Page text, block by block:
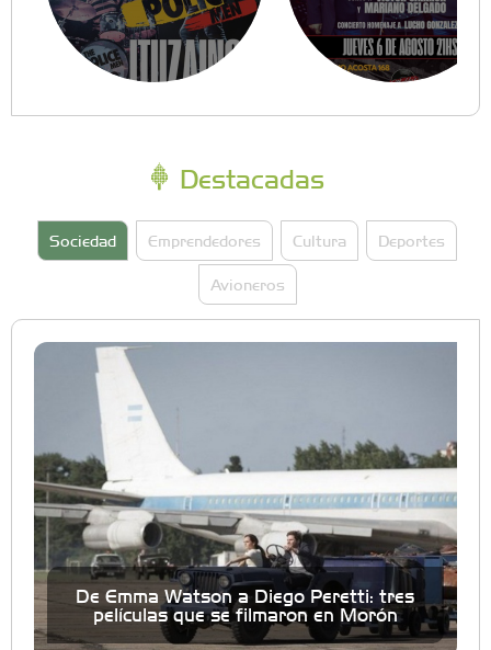
Destacadas
Sociedad Emprendedores Cultura Deportes
Avioneros
De Emma Watson a Diego Peretti: tres
películas que se filmaron en Morón